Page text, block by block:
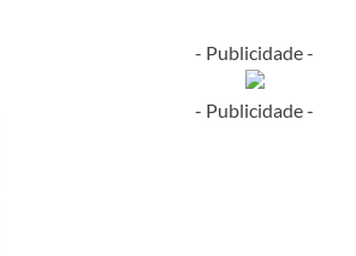
- Publicidade -
- Publicidade -